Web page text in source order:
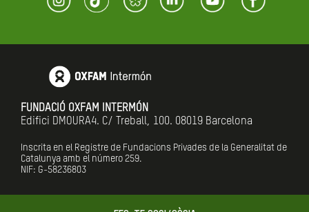
FUNDACIÓ OXFAM INTERMÓN
Edifici DMOURA4. C/ Treball, 100. 08019 Barcelona
Inscrita en el Registre de Fundacions Privades de la Generalitat de
Catalunya amb el número 259.
NIF: G-58236803